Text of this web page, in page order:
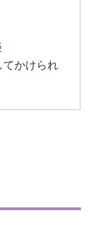
てかけられ